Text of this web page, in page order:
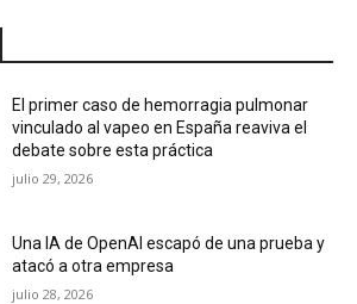
El primer caso de hemorragia pulmonar
vinculado al vapeo en España reaviva el
debate sobre esta práctica
julio 29, 2026
Una IA de OpenAI escapó de una prueba y
atacó a otra empresa
julio 28, 2026